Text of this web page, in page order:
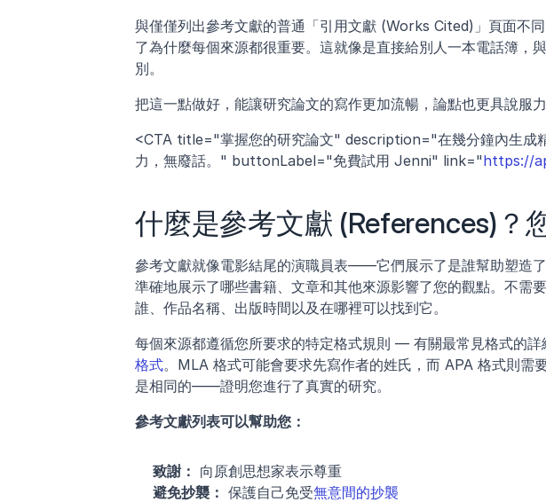
與僅僅列出參考文獻的普通「引用文獻 (Works Cited)」頁面不
了為什麼每個來源都很重要。這就像是直接給別人一本電話簿，
別。
把這一點做好，能讓研究論文的寫作更加流暢，論點也更具說服力
<CTA title="掌握您的研究論文" description="在幾分鐘內生成
力，無廢話。" buttonLabel="免費試用 Jenni" link="https://
什麼是參考文獻 (References)？
參考文獻就像電影結尾的演職員表——它們展示了是誰幫助塑造
準確地展示了哪些書籍、文章和其他來源影響了您的觀點。不需
誰、作品名稱、出版時間以及在哪裡可以找到它。
每個來源都遵循您所要求的特定格式規則 — 有關最常見格式的詳
格式。MLA 格式可能會要求先寫作者的姓氏，而 APA 格式則需
是相同的——證明您進行了真實的研究。
參考文獻列表可以幫助您：
致謝： 向原創思想家表示尊重
避免抄襲： 保護自己免受無意間的抄襲